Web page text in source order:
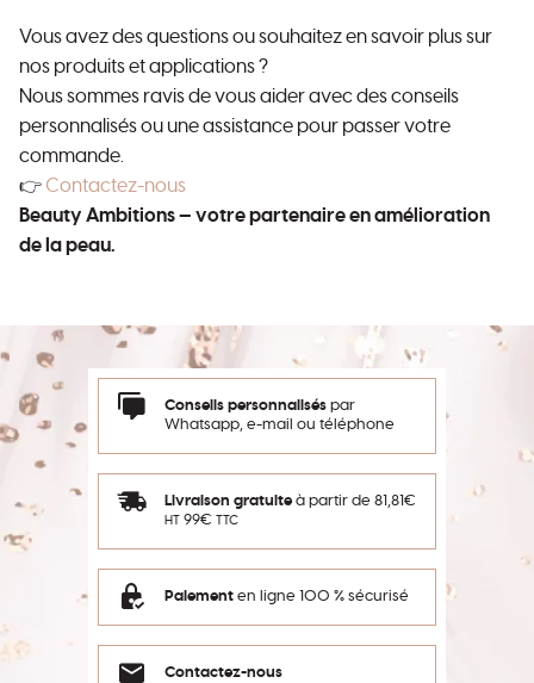
Vous avez des questions ou souhaitez en savoir plus sur
nos produits et applications ?
Nous sommes ravis de vous aider avec des conseils
personnalisés ou une assistance pour passer votre
commande.
👉 Contactez-nous
Beauty Ambitions — votre partenaire en amélioration
de la peau.
Conseils personnalisés par
Whatsapp, e-mail ou téléphone
Livraison gratuite à partir de 81,81€
HT 99€ TTC
Paiement en ligne 100 % sécurisé
Contactez-nous